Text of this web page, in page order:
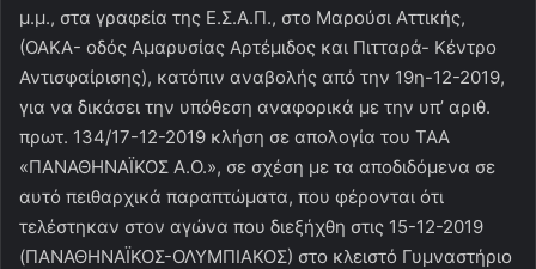
μ.μ., στα γραφεία της Ε.Σ.Α.Π., στο Μαρούσι Αττικής,
(ΟΑΚΑ- οδός Αμαρυσίας Αρτέμιδος και Πιτταρά- Κέντρο
Αντισφαίρισης), κατόπιν αναβολής από την 19η-12-2019,
για να δικάσει την υπόθεση αναφορικά με την υπ’ αριθ.
πρωτ. 134/17-12-2019 κλήση σε απολογία του ΤΑΑ
«ΠΑΝΑΘΗΝΑΪΚΟΣ Α.Ο.», σε σχέση με τα αποδιδόμενα σε
αυτό πειθαρχικά παραπτώματα, που φέρονται ότι
τελέστηκαν στον αγώνα που διεξήχθη στις 15-12-2019
(ΠΑΝΑΘΗΝΑΪΚΟΣ-ΟΛΥΜΠΙΑΚΟΣ) στο κλειστό Γυμναστήριο